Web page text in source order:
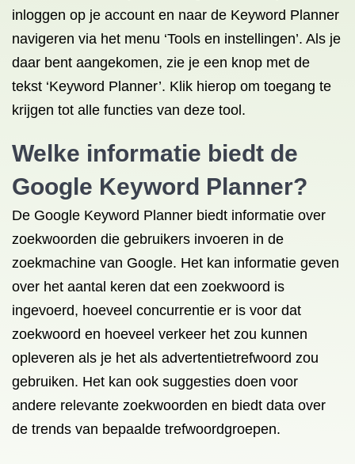
inloggen op je account en naar de Keyword Planner
navigeren via het menu ‘Tools en instellingen’. Als je
daar bent aangekomen, zie je een knop met de
tekst ‘Keyword Planner’. Klik hierop om toegang te
krijgen tot alle functies van deze tool.
Welke informatie biedt de
Google Keyword Planner?
De Google Keyword Planner biedt informatie over
zoekwoorden die gebruikers invoeren in de
zoekmachine van Google. Het kan informatie geven
over het aantal keren dat een zoekwoord is
ingevoerd, hoeveel concurrentie er is voor dat
zoekwoord en hoeveel verkeer het zou kunnen
opleveren als je het als advertentietrefwoord zou
gebruiken. Het kan ook suggesties doen voor
andere relevante zoekwoorden en biedt data over
de trends van bepaalde trefwoordgroepen.